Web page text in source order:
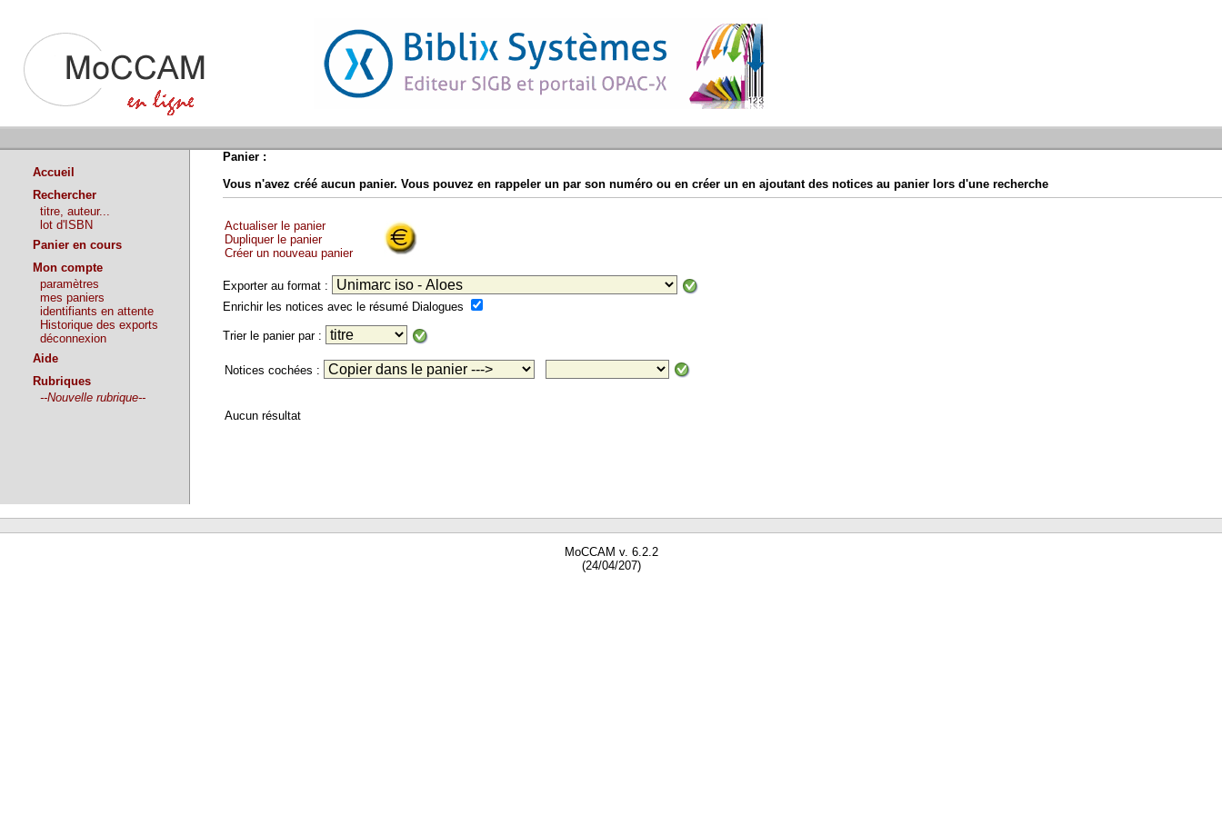
Accueil
Rechercher
titre, auteur...
lot d'ISBN
Panier en cours
Mon compte
paramètres
mes paniers
identifiants en attente
Historique des exports
déconnexion
Aide
Rubriques
--Nouvelle rubrique--
Panier :
Vous n'avez créé aucun panier. Vous pouvez en rappeler un par son numéro ou en créer un en ajoutant des notices au panier lors d'une recherche
Actualiser le panier
Dupliquer le panier
Créer un nouveau panier
Exporter au format :
Enrichir les notices avec le résumé Dialogues
Trier le panier par :
Notices cochées :
Aucun résultat
MoCCAM v. 6.2.2
(24/04/207)